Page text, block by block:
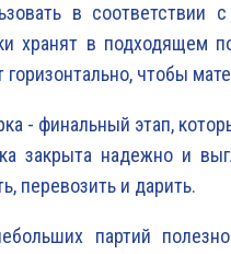
в соответствии
хранят в подходящем
горизонтально, чтобы
- финальный этап,
закрыта надежно и
перевозить и дарить.
партий